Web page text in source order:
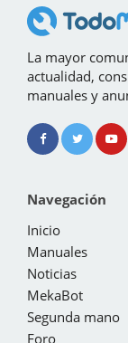
La mayor
actualidad,
manuales y
Navegación
Inicio
Manuales
Noticias
MekaBot
Segunda mano
Foro